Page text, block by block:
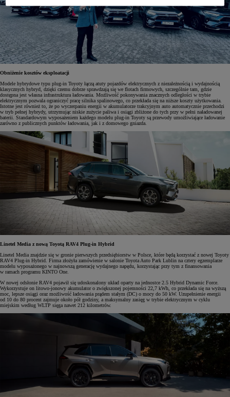
Obniżenie kosztów eksploatacji
Modele hybrydowe typu plug-in Toyoty łączą atuty pojazdów elektrycznych z niezależnością i wydajnością
klasycznych hybryd, dzięki czemu dobrze sprawdzają się we flotach firmowych, szczególnie tam, gdzie
dostępna jest własna infrastruktura ładowania. Możliwość pokonywania znacznych odległości w trybie
elektrycznym pozwala ograniczyć pracę silnika spalinowego, co przekłada się na niższe koszty użytkowania.
Istotne jest również to, że po wyczerpaniu energii w akumulatorze trakcyjnym auto automatycznie przechodzi
w tryb pełnej hybrydy, utrzymując niskie zużycie paliwa i osiągi zbliżone do tych przy w pełni naładowanej
baterii. Standardowym wyposażeniem każdego modelu plug-in Toyoty są przewody umożliwiające ładowanie
zarówno z publicznych punktów ładowania, jak i z domowego gniazda.
Linetel Media z nową Toyotą RAV4 Plug-in Hybrid
Linetel Media znajdzie się w gronie pierwszych przedsiębiorstw w Polsce, które będą korzystać z nowej Toyoty
RAV4 Plug-in Hybrid. Firma złożyła zamówienie w salonie Toyota Auto Park Lublin na cztery egzemplarze
modelu wyposażonego w najnowszą generację wydajnego napędu, korzystając przy tym z finansowania
w ramach programu KINTO One.
W nowej odsłonie RAV4 pojawił się udoskonalony układ oparty na jednostce 2.5 Hybrid Dynamic Force.
Wykorzystuje on litowo-jonowy akumulator o zwiększonej pojemności 22,7 kWh, co przekłada się na wyższą
moc, lepsze osiągi oraz możliwość ładowania prądem stałym (DC) o mocy do 50 kW. Uzupełnienie energii
od 10 do 80 procent zajmuje około pół godziny, a maksymalny zasięg w trybie elektrycznym w cyklu
miejskim według WLTP sięga nawet 212 kilometrów.